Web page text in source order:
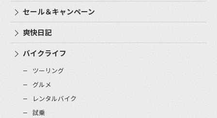
セール＆キャンペーン
爽快日記
バイクライフ
ツーリング
グルメ
レンタルバイク
試乗